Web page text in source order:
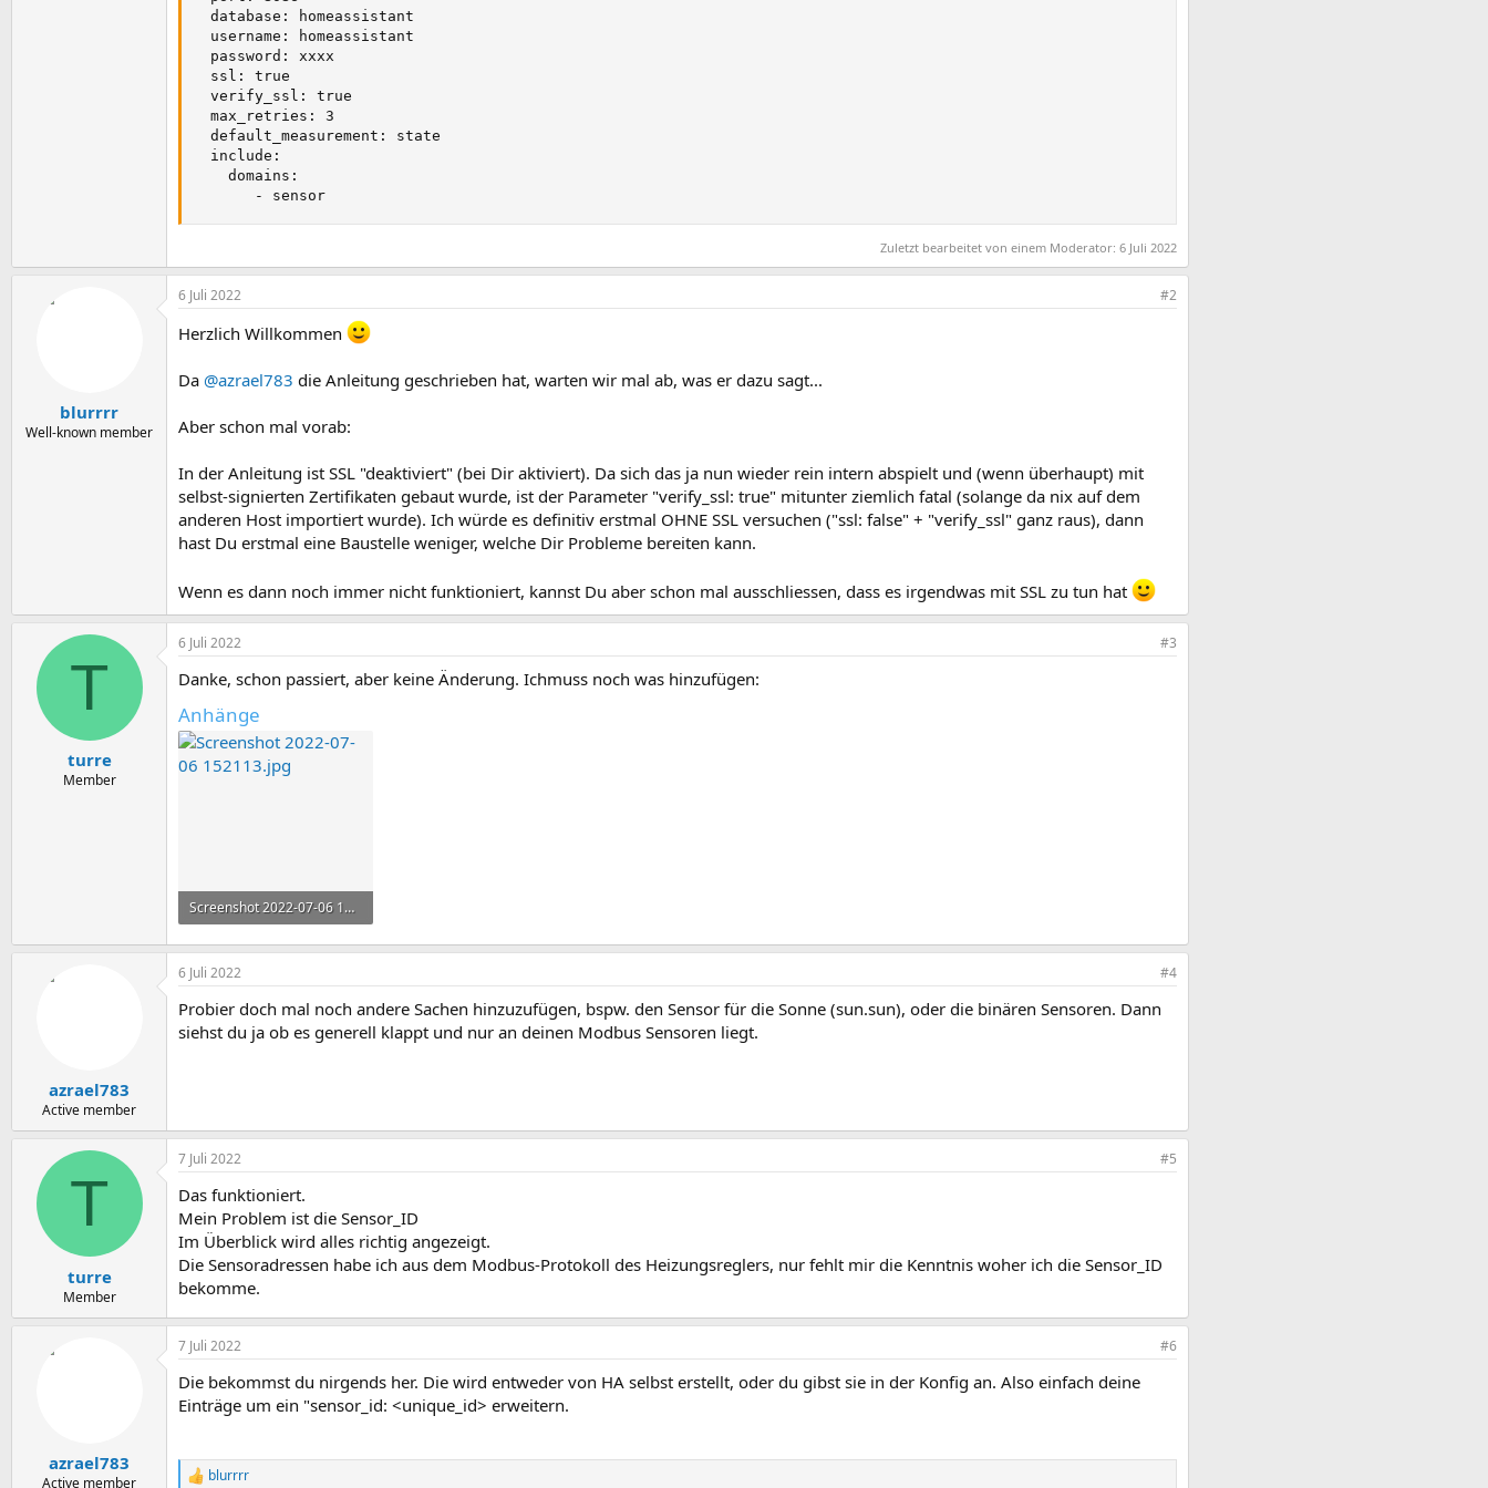
  database: homeassistant
  username: homeassistant
  password: xxxx
  ssl: true
  verify_ssl: true
  max_retries: 3
  default_measurement: state
  include:
    domains:
       - sensor
Zuletzt bearbeitet von einem Moderator: 6 Juli 2022
blurrrr
Well-known member
6 Juli 2022 #2
Herzlich Willkommen
Da @azrael783 die Anleitung geschrieben hat, warten wir mal ab, was er dazu sagt...
Aber schon mal vorab:
In der Anleitung ist SSL "deaktiviert" (bei Dir aktiviert). Da sich das ja nun wieder rein intern abspielt und (wenn überhaupt) mit
selbst-signierten Zertifikaten gebaut wurde, ist der Parameter "verify_ssl: true" mitunter ziemlich fatal (solange da nix auf dem
anderen Host importiert wurde). Ich würde es definitiv erstmal OHNE SSL versuchen ("ssl: false" + "verify_ssl" ganz raus), dann
hast Du erstmal eine Baustelle weniger, welche Dir Probleme bereiten kann.
Wenn es dann noch immer nicht funktioniert, kannst Du aber schon mal ausschliessen, dass es irgendwas mit SSL zu tun hat
T
turre
Member
6 Juli 2022 #3
Danke, schon passiert, aber keine Änderung. Ichmuss noch was hinzufügen:
Anhänge
Screenshot 2022-07-06 152113.jpg
100,5 KB · Aufrufe: 4
azrael783
Active member
6 Juli 2022 #4
Probier doch mal noch andere Sachen hinzuzufügen, bspw. den Sensor für die Sonne (sun.sun), oder die binären Sensoren. Dann
siehst du ja ob es generell klappt und nur an deinen Modbus Sensoren liegt.
T
turre
Member
7 Juli 2022 #5
Das funktioniert.
Mein Problem ist die Sensor_ID
Im Überblick wird alles richtig angezeigt.
Die Sensoradressen habe ich aus dem Modbus-Protokoll des Heizungsreglers, nur fehlt mir die Kenntnis woher ich die Sensor_ID
bekomme.
azrael783
Active member
7 Juli 2022 #6
Die bekommst du nirgends her. Die wird entweder von HA selbst erstellt, oder du gibst sie in der Konfig an. Also einfach deine
Einträge um ein "sensor_id: <unique_id> erweitern.
R blurrrr